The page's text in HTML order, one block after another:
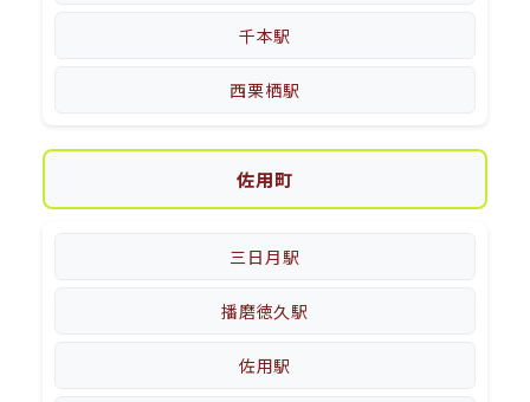
千本駅
西栗栖駅
佐用町
三日月駅
播磨徳久駅
佐用駅